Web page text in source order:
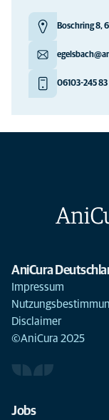
Boschring 8,
06103-245 83
AniCura
Impressum
Disclaimer
©AniCura 2025
Jobs